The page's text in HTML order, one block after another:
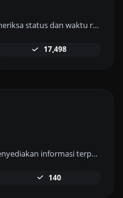
Gunakan alat ping kami untuk memeriksa status dan waktu respons dari situs web, server, atau port dengan cepat dan efisien.
17,498
Alat pencarian IP dari Digily Link menyediakan informasi terperinci tentang alamat IP mana pun. Gunakan layanan online gratis ini untuk mendapatkan data IP yang komprehensif.
140